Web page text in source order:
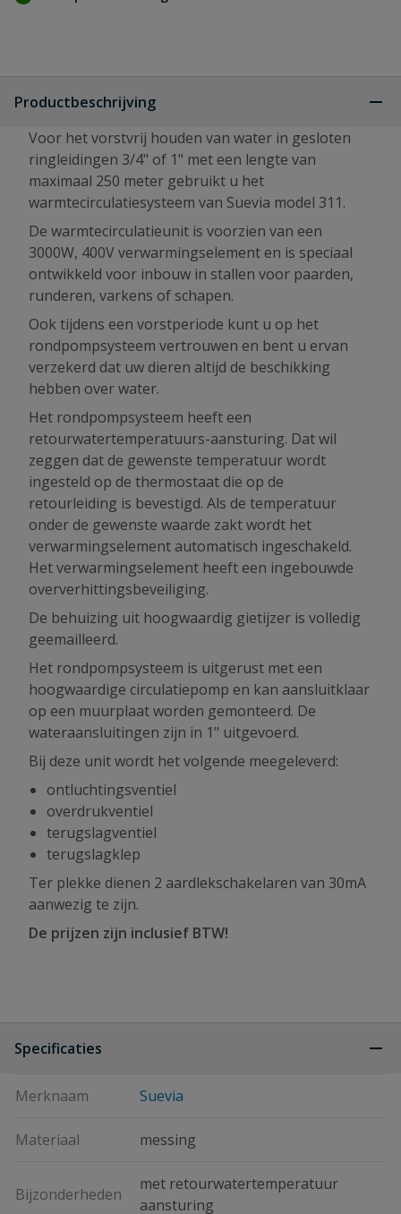
Productbeschrijving
Voor het vorstvrij houden van water in gesloten
ringleidingen 3/4" of 1" met een lengte van
maximaal 250 meter gebruikt u het
warmtecirculatiesysteem van Suevia model 311.
De warmtecirculatieunit is voorzien van een
3000W, 400V verwarmingselement en is speciaal
ontwikkeld voor inbouw in stallen voor paarden,
runderen, varkens of schapen.
Ook tijdens een vorstperiode kunt u op het
rondpompsysteem vertrouwen en bent u ervan
verzekerd dat uw dieren altijd de beschikking
hebben over water.
Het rondpompsysteem heeft een
retourwatertemperatuurs-aansturing. Dat wil
zeggen dat de gewenste temperatuur wordt
ingesteld op de thermostaat die op de
retourleiding is bevestigd. Als de temperatuur
onder de gewenste waarde zakt wordt het
verwarmingselement automatisch ingeschakeld.
Het verwarmingselement heeft een ingebouwde
oververhittingsbeveiliging.
De behuizing uit hoogwaardig gietijzer is volledig
geemailleerd.
Het rondpompsysteem is uitgerust met een
hoogwaardige circulatiepomp en kan aansluitklaar
op een muurplaat worden gemonteerd. De
wateraansluitingen zijn in 1" uitgevoerd.
Bij deze unit wordt het volgende meegeleverd:
ontluchtingsventiel
overdrukventiel
terugslagventiel
terugslagklep
Ter plekke dienen 2 aardlekschakelaren van 30mA
aanwezig te zijn.
De prijzen zijn inclusief BTW!
Specificaties
Merknaam Suevia
Materiaal messing
Bijzonderheden
met retourwatertemperatuur
aansturing